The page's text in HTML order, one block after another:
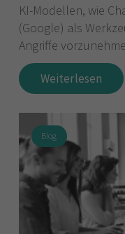
KI-Modellen, wie
(Google) als
Angriffe
Weiterlesen
Blog